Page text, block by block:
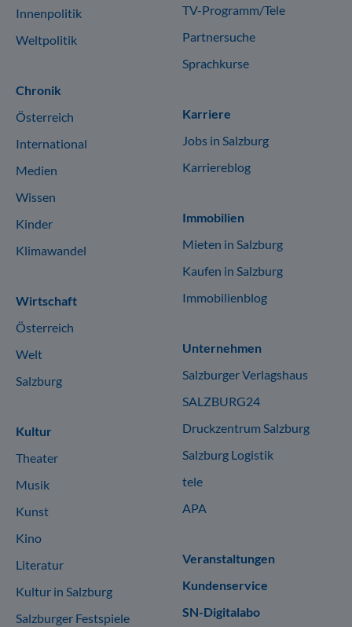
Innenpolitik
Weltpolitik
Chronik
Österreich
International
Medien
Wissen
Kinder
Klimawandel
Wirtschaft
Österreich
Welt
Salzburg
Kultur
Theater
Musik
Kunst
Kino
Literatur
Kultur in Salzburg
Salzburger Festspiele
TV-Programm/Tele
Partnersuche
Sprachkurse
Karriere
Jobs in Salzburg
Karriereblog
Immobilien
Mieten in Salzburg
Kaufen in Salzburg
Immobilienblog
Unternehmen
Salzburger Verlagshaus
SALZBURG24
Druckzentrum Salzburg
Salzburg Logistik
tele
APA
Veranstaltungen
Kundenservice
SN-Digitalabo